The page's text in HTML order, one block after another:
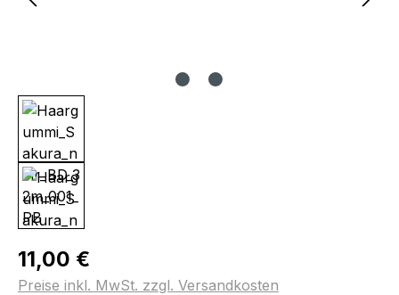
Regulärer Preis:
11,00 €
Preise inkl. MwSt. zzgl. Versandkosten